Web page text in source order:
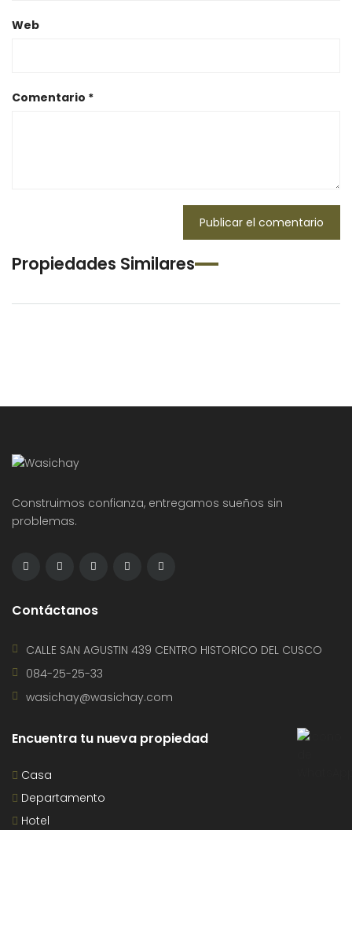
Web
Comentario *
Propiedades Similares
Construimos confianza, entregamos sueños sin
problemas.
Contáctanos
CALLE SAN AGUSTIN 439 CENTRO HISTORICO DEL CUSCO
084-25-25-33
wasichay@wasichay.com
Encuentra tu nueva propiedad
Casa
Departamento
Hotel